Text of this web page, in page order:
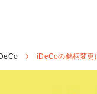
iDeCoの銘柄変更